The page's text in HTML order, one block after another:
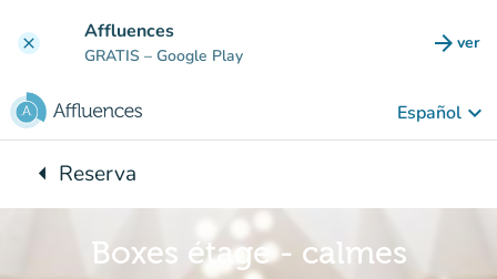
clear Affluences
GRATIS – Google Play arrow_forward ver
Español keyboard_arrow_down
arrow_leftVuelta:
Reserva
Boxes étage - calmes